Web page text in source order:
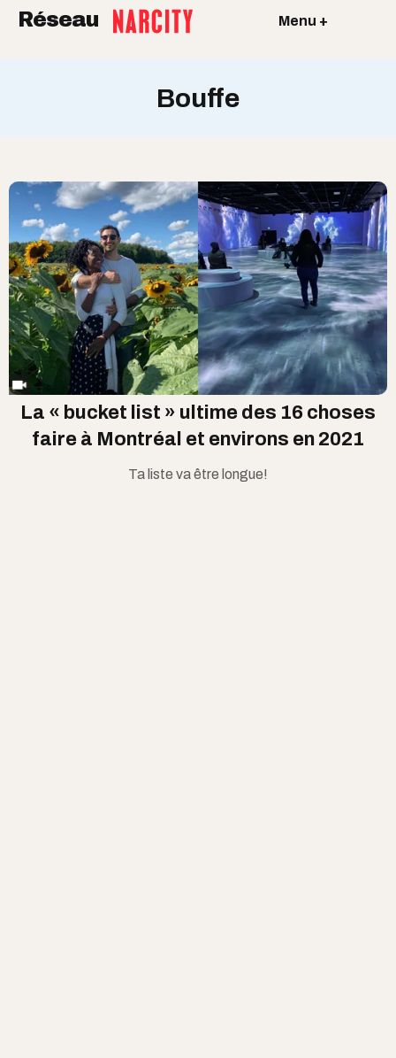
Réseau Menu +
Bouffe
La « bucket list » ultime des 16 choses
faire à Montréal et environs en 2021
Ta liste va être longue!